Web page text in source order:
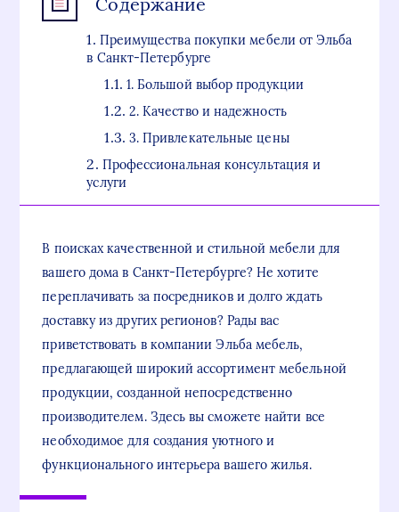
Преимущества покупки мебели от Эльба
в Санкт-Петербурге
1. Большой выбор продукции
2. Качество и надежность
3. Привлекательные цены
Профессиональная консультация и
услуги
В поисках качественной и стильной мебели для
вашего дома в Санкт-Петербурге? Не хотите
переплачивать за посредников и долго ждать
доставку из других регионов? Рады вас
приветствовать в компании Эльба мебель,
предлагающей широкий ассортимент мебельной
продукции, созданной непосредственно
производителем. Здесь вы сможете найти все
необходимое для создания уютного и
функционального интерьера вашего жилья.